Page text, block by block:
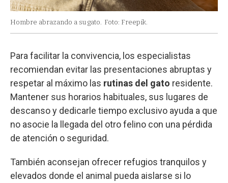
Hombre abrazando a su gato. Foto: Freepik.
Para facilitar la convivencia, los especialistas
recomiendan evitar las presentaciones abruptas y
respetar al máximo las rutinas del gato residente.
Mantener sus horarios habituales, sus lugares de
descanso y dedicarle tiempo exclusivo ayuda a que
no asocie la llegada del otro felino con una pérdida
de atención o seguridad.
También aconsejan ofrecer refugios tranquilos y
elevados donde el animal pueda aislarse si lo